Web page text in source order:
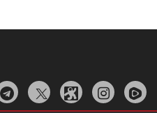
  